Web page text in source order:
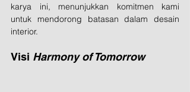
karya ini, menunjukkan komitmen kami
untuk mendorong batasan dalam desain
interior.
Visi Harmony of Tomorrow